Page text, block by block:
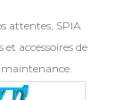
attentes, SPIA
accessoires de